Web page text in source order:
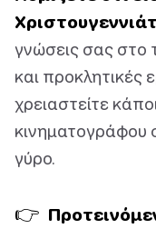
γνώσεις σας στο
και προκλητικές
χρειαστείτε
κινηματογράφου
γύρο.
👉